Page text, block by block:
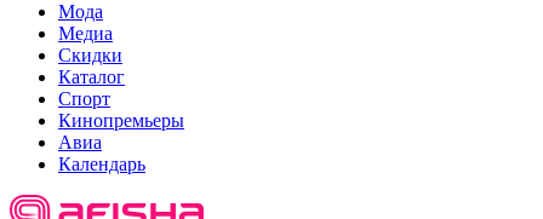
Мода
Медиа
Скидки
Каталог
Спорт
Кинопремьеры
Авиа
Календарь